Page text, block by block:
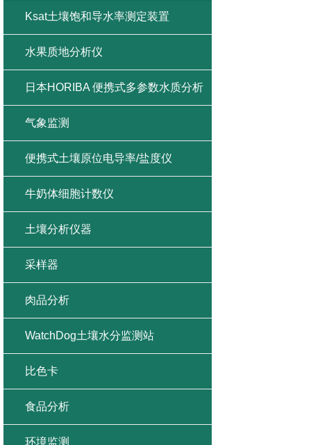
射/紫外辐射/总辐射
Ksat土壤饱和导水率测定装置
水果质地分析仪
日本HORIBA 便携式多参数水质分析
仪
气象监测
便携式土壤原位电导率/盐度仪
牛奶体细胞计数仪
土壤分析仪器
采样器
肉品分析
WatchDog土壤水分监测站
比色卡
食品分析
环境监测